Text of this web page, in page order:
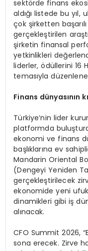
sektörde finans
aldığı listede bu yıl,
çok şirketten
gerçekleştirilen
şirketin finansal
yetkinlikleri
liderler, ödüllerini 16
temasıyla
Finans dünyasının
Türkiye’nin lider
platformda
ekonomi ve finans
başlıklarına ev
Mandarin Oriental
(Dengeyi Yeniden
gerçekleştirilecek
ekonomide yeni
dinamikleri gibi iş
alınacak.
CFO Summit 2026,
sona erecek. Zirve